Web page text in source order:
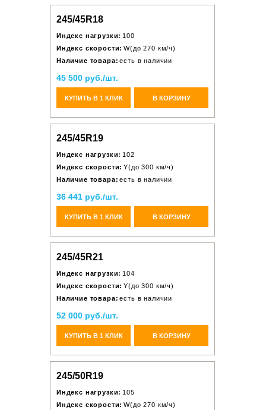
245/45R18
Индекс нагрузки: 100
Индекс скорости: W(до 270 км/ч)
Наличие товара: есть в наличии
45 500 руб./шт.
КУПИТЬ В 1 КЛИК В КОРЗИНУ
245/45R19
Индекс нагрузки: 102
Индекс скорости: Y(до 300 км/ч)
Наличие товара: есть в наличии
36 441 руб./шт.
КУПИТЬ В 1 КЛИК В КОРЗИНУ
245/45R21
Индекс нагрузки: 104
Индекс скорости: Y(до 300 км/ч)
Наличие товара: есть в наличии
52 000 руб./шт.
КУПИТЬ В 1 КЛИК В КОРЗИНУ
245/50R19
Индекс нагрузки: 105
Индекс скорости: W(до 270 км/ч)